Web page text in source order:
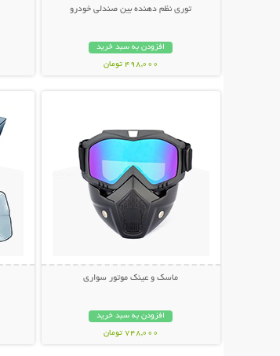
توری نظم دهنده بین صندلی خودرو
افزودن به سبد خرید
498,000 تومان
ماسک و عینک موتور سواری
افزودن به سبد خرید
748,000 تومان